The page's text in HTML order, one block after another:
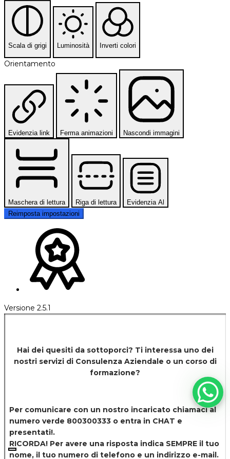
Scala di grigi Luminosità Inverti colori
Orientamento
Evidenzia link Ferma animazioni Nascondi immagini
Maschera di lettura Riga di lettura
Evidenzia Al
Reimposta impostazioni
Versione 2.5.1
Hai dei quesiti da sottoporci? Ti interessa uno dei
nostri servizi di Consulenza Aziendale o un corso di
formazione?
Per comunicare con un nostro incaricato chiamaci al
numero verde 800300333 o entra in CHAT e
presentati!.
RICORDA! Per avere una risposta indica SEMPRE il tuo
nome, il tuo numero di telefono e un indirizzo e-mail.